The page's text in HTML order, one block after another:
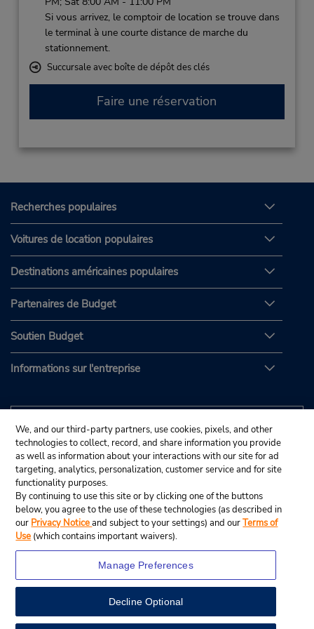
Si vous arrivez, le comptoir de location se trouve dans
le terminal à une courte distance de marche du
stationnement.
Succursale avec boîte de dépôt des clés
Faire une réservation
Recherches populaires
Voitures de location populaires
Destinations américaines populaires
Partenaires de Budget
Soutien Budget
Informations sur l'entreprise
© Budget Rent A Car System, Inc., 2025.
We, and our third-party partners, use cookies, pixels, and other
technologies to collect, record, and share information you provide
as well as information about your interactions with our site for ad
targeting, analytics, personalization, customer service and for site
functionality purposes.
By continuing to use this site or by clicking one of the buttons
below, you agree to the use of these technologies (as described in
our Privacy Noticeand subject to your settings) and ourTerms of
Use (which contains important waivers).
Manage Preferences
Decline Optional